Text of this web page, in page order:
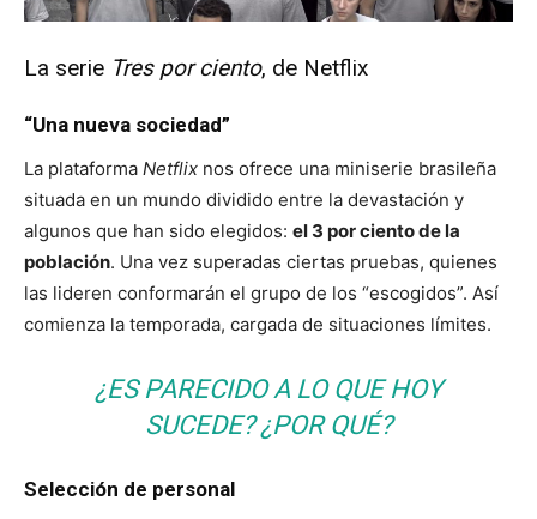
La serie Tres por ciento, de Netflix
“Una nueva sociedad”
La plataforma Netflix nos ofrece una miniserie brasileña
situada en un mundo dividido entre la devastación y
algunos que han sido elegidos: el 3 por ciento de la
población. Una vez superadas ciertas pruebas, quienes
las lideren conformarán el grupo de los “escogidos”. Así
comienza la temporada, cargada de situaciones límites.
¿ES PARECIDO A LO QUE HOY
SUCEDE? ¿POR QUÉ?
Selección de personal